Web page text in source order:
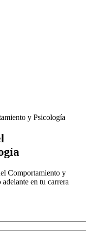
y Psicología
Comportamiento y
en tu carrera